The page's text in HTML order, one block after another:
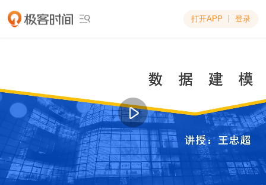
 打开APP 登录